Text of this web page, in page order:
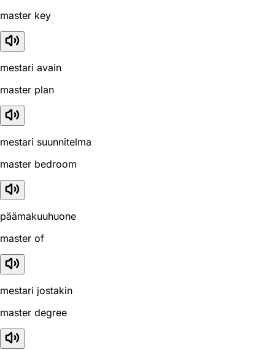
master key
mestari avain
master plan
mestari suunnitelma
master bedroom
päämakuuhuone
master of
mestari jostakin
master degree